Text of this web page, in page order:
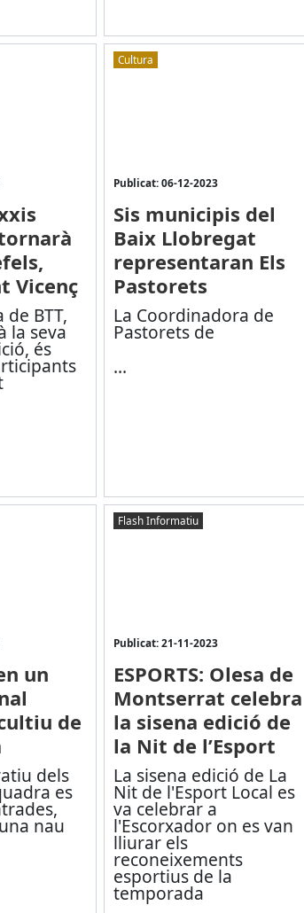
Vicenç
de BTT,
la seva
és
Cultura
Publicat: 06-12-2023
Sis municipis del
Baix Llobregat
representaran Els
Pastorets
La Coordinadora de
Pastorets de
...
un
de
dels
es
nau
Flash Informatiu
Publicat: 21-11-2023
ESPORTS: Olesa de
Montserrat celebra
la sisena edició de
la Nit de l’Esport
La sisena edició de La
Nit de l'Esport Local es
va celebrar a
l'Escorxador on es van
lliurar els
reconeixements
esportius de la
temporada